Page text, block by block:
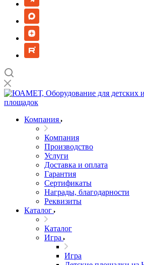
Компания
Компания
Производство
Услуги
Доставка и оплата
Гарантия
Сертификаты
Награды, благодарности
Реквизиты
Каталог
Каталог
Игра
Игра